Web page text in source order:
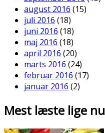
august 2016 (15)
juli 2016 (18)
juni 2016 (18)
maj 2016 (18)
april 2016 (20)
marts 2016 (24)
februar 2016 (17)
januar 2016 (2)
Mest læste lige nu